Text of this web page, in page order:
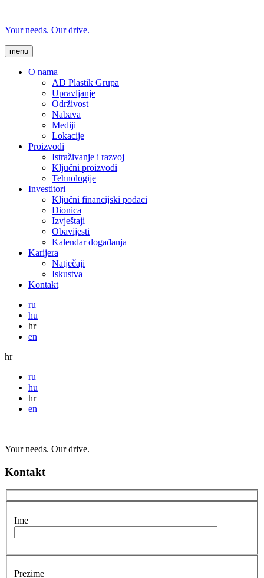
Your needs. Our drive.
menu
O nama
AD Plastik Grupa
Upravljanje
Održivost
Nabava
Mediji
Lokacije
Proizvodi
Istraživanje i razvoj
Ključni proizvodi
Tehnologije
Investitori
Ključni financijski podaci
Dionica
Izvještaji
Obavijesti
Kalendar događanja
Karijera
Natječaji
Iskustva
Kontakt
ru
hu
hr
en
hr
ru
hu
hr
en
Your needs. Our drive.
Kontakt
Ime
Prezime